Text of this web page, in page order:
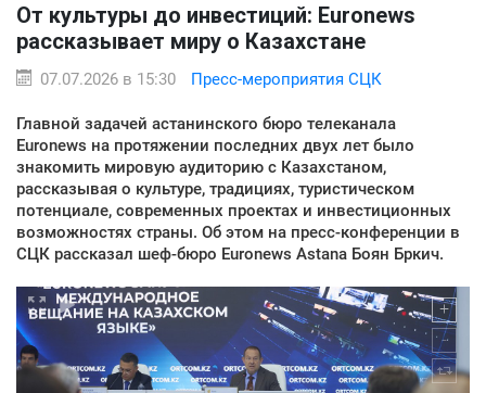
От культуры до инвестиций: Euronews
рассказывает миру о Казахстане
07.07.2026 в 15:30 Пресс-мероприятия СЦК
Главной задачей астанинского бюро телеканала
Euronews на протяжении последних двух лет было
знакомить мировую аудиторию с Казахстаном,
рассказывая о культуре, традициях, туристическом
потенциале, современных проектах и инвестиционных
возможностях страны. Об этом на пресс-конференции в
СЦК рассказал шеф-бюро Euronews Astana Боян Бркич.